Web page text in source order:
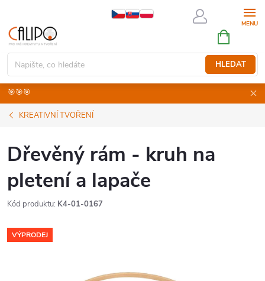
obsah
HLEDAT
NÁKUPNÍ
KOŠÍK
🎯🎯🎯
KREATIVNÍ TVOŘENÍ
Dřevěný rám - kruh na
pletení a lapače
Kód produktu: K4-01-0167
VÝPRODEJ